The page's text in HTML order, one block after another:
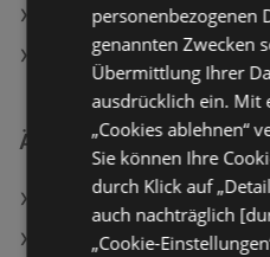
Aktuelle T&G Flugblätter
SPAR Filialen in Bregenz
Ähnliche Händler
BILLA Angebote
BILLA PLUS Angebote
personenbezogenen
genannten Zwecken
Übermittlung Ihrer
ausdrücklich ein. Mit
„Cookies ablehnen“
Sie können Ihre
durch Klick auf
auch nachträglich
„Cookie-